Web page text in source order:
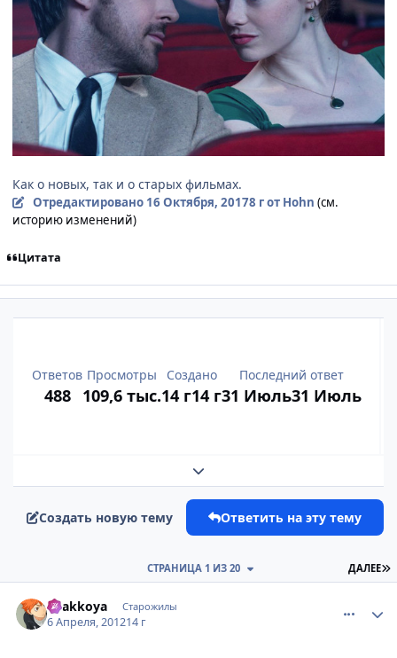
Как о новых, так и о старых фильмах.
Отредактировано 16 Октября, 20178 гот Hohn (см.
историю изменений)
Цитата
Ответов
488
Просмотры
109,6 тыс.
Создано
14 г14 г
Последний ответ
31 Июль31 Июль
Развернуть обзор темы
Создать новую тему Ответить на эту тему
ДАЛЕЕ
СТРАНИЦА 1 ИЗ 20
byakkoya Старожилы
6 Апреля, 201214 г